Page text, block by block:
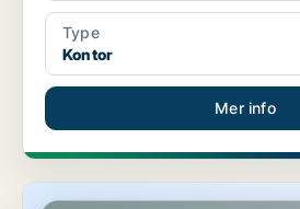
Type
Kontor
Mer info
Kontor i Salzburg, Salzburg (region)